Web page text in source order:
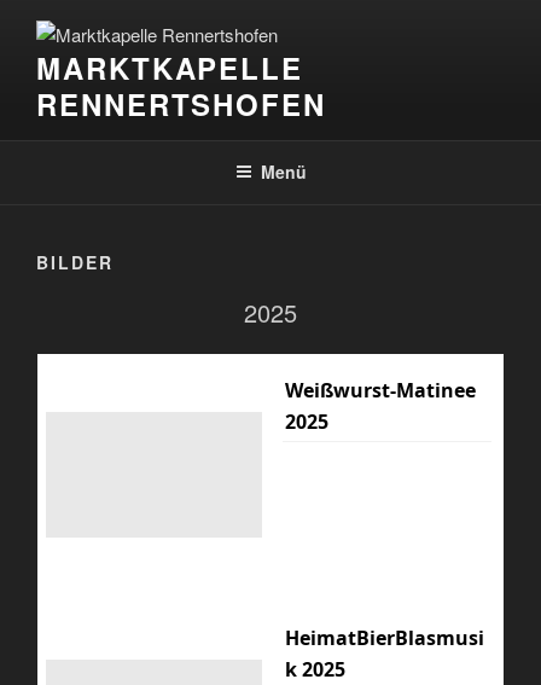
Inhalt
springenMARKTKAPELLE
RENNERTSHOFEN
Menü
BILDER
2025
Weißwurst-Matinee
2025
HeimatBierBlasmusi
k 2025